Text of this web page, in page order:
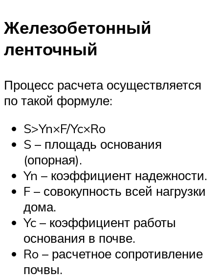
Железобетонный
ленточный
Процесс расчета осуществляется
по такой формуле:
S>Yn×F/Yc×Ro
S – площадь основания
(опорная).
Yn – коэффициент надежности.
F – совокупность всей нагрузки
дома.
Yc – коэффициент работы
основания в почве.
Ro – расчетное сопротивление
почвы.